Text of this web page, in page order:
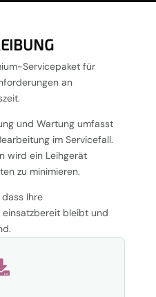
Servicepaket für
an
und Wartung umfasst
im Servicefall.
wird ein Leihgerät
zu minimieren.
dass Ihre
bleibt und